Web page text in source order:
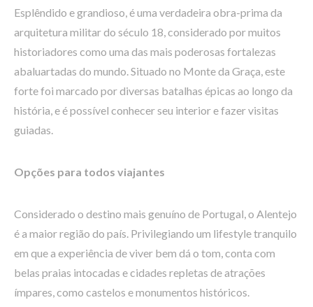
Esplêndido e grandioso, é uma verdadeira obra-prima da
arquitetura militar do século 18, considerado por muitos
historiadores como uma das mais poderosas fortalezas
abaluartadas do mundo. Situado no Monte da Graça, este
forte foi marcado por diversas batalhas épicas ao longo da
história, e é possível conhecer seu interior e fazer visitas
guiadas.
Opções para todos viajantes
Considerado o destino mais genuíno de Portugal, o Alentejo
é a maior região do país. Privilegiando um lifestyle tranquilo
em que a experiência de viver bem dá o tom, conta com
belas praias intocadas e cidades repletas de atrações
ímpares, como castelos e monumentos históricos.